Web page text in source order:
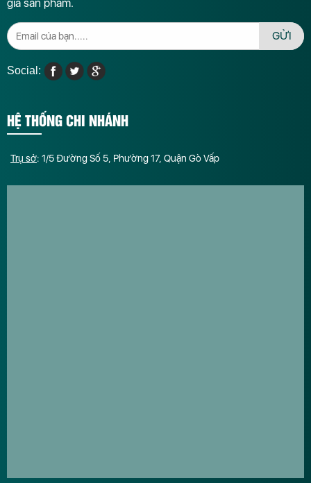
giá sản phẩm.
GỬI
Social:
HỆ THỐNG CHI NHÁNH
Trụ sở: 1/5 Đường Số 5, Phường 17, Quận Gò Vấp